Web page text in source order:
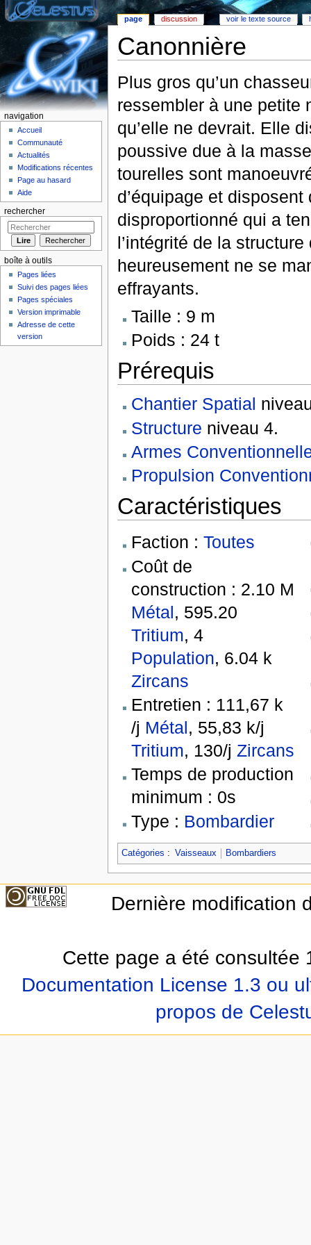
Canonnière
Plus gros qu’un
ressembler à une petite
qu’elle ne devrait. Elle
poussive due à la
tourelles sont
d’équipage et disposent
disproportionné qui a
l’intégrité de la
heureusement ne se
effrayants.
Taille : 9 m
Poids : 24 t
Prérequis
Chantier Spatial
Structure niveau 4.
Armes
Propulsion
Caractéristiques
Faction : Toutes
Coût de
construction : 2.10 M
Métal, 595.20
Tritium, 4
Population, 6.04 k
Zircans
Entretien : 111,67 k
/j Métal, 55,83 k/j
Tritium, 130/j Zircans
Temps de production
minimum : 0s
Type : Bombardier
Catégories : Vaisseaux Bombardiers
page discussion voir le texte source
navigation
Accueil
Communauté
Actualités
Modifications récentes
Page au hasard
Aide
rechercher
boîte à outils
Pages liées
Suivi des pages liées
Pages spéciales
Version imprimable
Adresse de cette
version
Dernière modification
Cette page a été consultée
Documentation License 1.3 ou
propos de